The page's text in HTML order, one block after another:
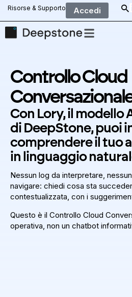
Risorse & Supporto Accedi
Controllo Cloud
Con Lory, il modello
di DeepStone, puoi
comprendere il tuo
in linguaggio
Nessun log da interpretare,
navigare: chiedi cosa sta
contestualizzata, con i
Questo è il Controllo Cloud
operativa, non un chatbot